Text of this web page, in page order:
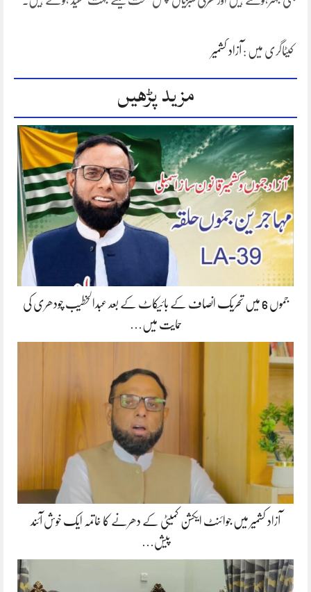
کیٹاگری میں : آزاد کشمیر
مزید پڑھیں
جموں 6 میں تحریک انصاف کے بائیکاٹ کے بعد عبدالخطیب چودھری کی
حمایت میں…
آزاد کشمیر میں جوائنٹ ایکشن کمیٹی کے دھرنے کا خاتمہ ایک خوش آئند
پیش…